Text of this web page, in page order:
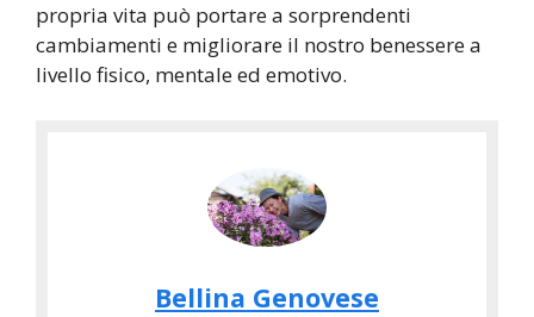
propria vita può portare a sorprendenti
cambiamenti e migliorare il nostro benessere a
livello fisico, mentale ed emotivo.
Bellina Genovese